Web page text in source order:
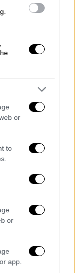
or
to
or
app.
γιο του,
διαγωνισμό
Ζακ Ντιν
από τα
Ριτς
ως
είχε
Knot»,